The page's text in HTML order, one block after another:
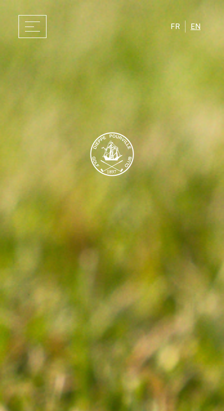
FR EN